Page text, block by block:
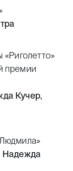
премии
Кучер,
Надежда